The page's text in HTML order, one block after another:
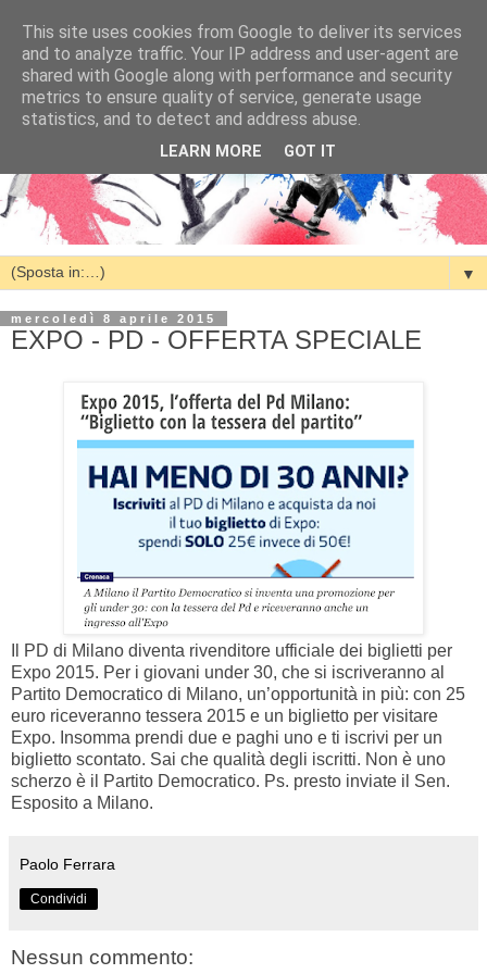
▼
mercoledì 8 aprile 2015
EXPO - PD - OFFERTA SPECIALE
Il PD di Milano diventa rivenditore ufficiale dei biglietti per
Expo 2015. Per i giovani under 30, che si iscriveranno al
Partito Democratico di Milano, un’opportunità in più: con 25
euro riceveranno tessera 2015 e un biglietto per visitare
Expo. Insomma prendi due e paghi uno e ti iscrivi per un
biglietto scontato. Sai che qualità degli iscritti. Non è uno
scherzo è il Partito Democratico. Ps. presto inviate il Sen.
Esposito a Milano.
Paolo Ferrara
Condividi
Nessun commento:
This site uses cookies from Google to deliver its services
and to analyze traffic. Your IP address and user-agent are
shared with Google along with performance and security
metrics to ensure quality of service, generate usage
statistics, and to detect and address abuse.
LEARN MORE GOT IT